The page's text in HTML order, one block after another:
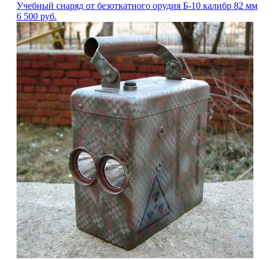
Учебный снаряд от безоткатного орудия Б-10 калибр 82 мм
6 500 руб.